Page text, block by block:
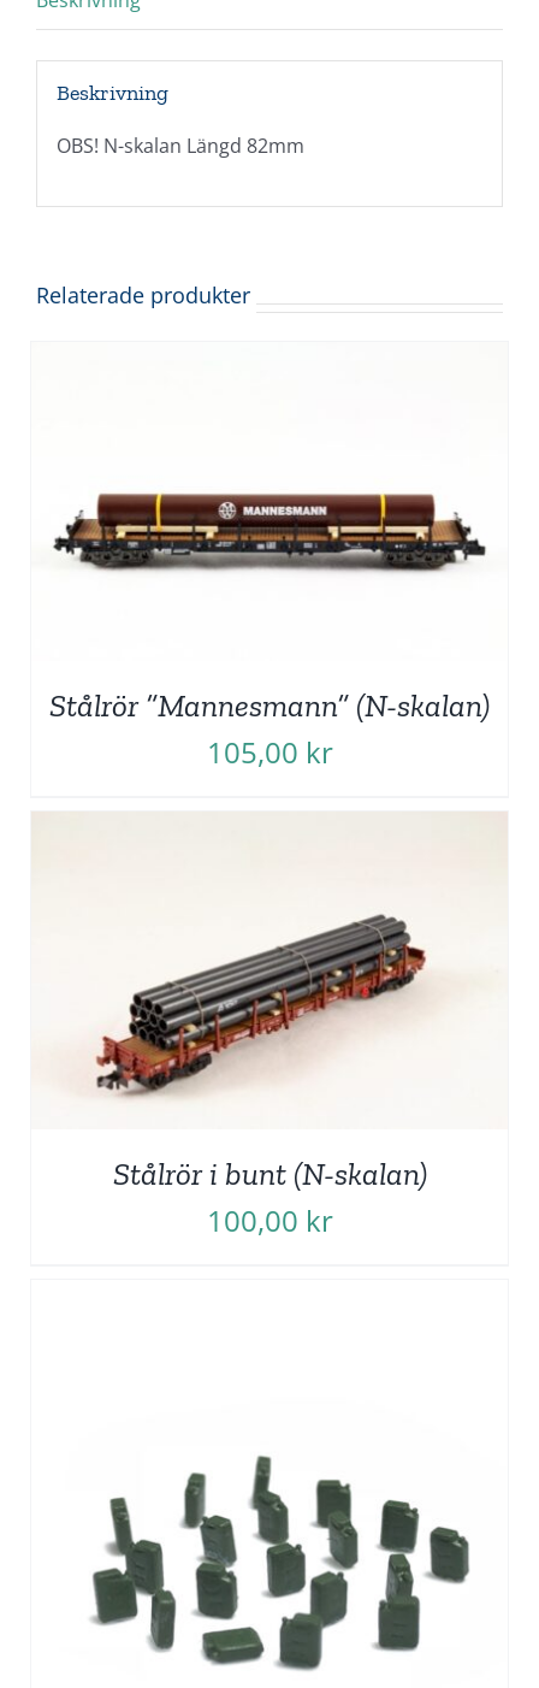
mängd
Beskrivning
OBS! N-skalan Längd 82mm
Relaterade produkter
Stålrör ”Mannesmann” (N-skalan)
105,00 kr
Stålrör i bunt (N-skalan)
100,00 kr